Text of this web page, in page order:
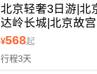
北京轻奢3日游|北
达岭长城|北京故
北京鸟巢
¥568起
行程3天